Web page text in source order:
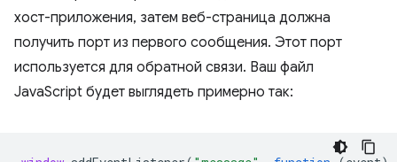
хост-приложения, затем веб-страница должна
получить порт из первого сообщения. Этот порт
используется для обратной связи. Ваш файл
JavaScript будет выглядеть примерно так: